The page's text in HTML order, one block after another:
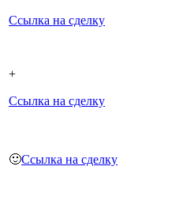
Ссылка на сделку
+
Ссылка на сделку
🙂Ссылка на сделку